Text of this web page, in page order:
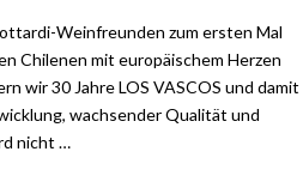
Weinfreunden zum ersten Mal
Chilenen mit europäischem Herzen
wir 30 Jahre LOS VASCOS und damit
wachsender Qualität und
nicht …